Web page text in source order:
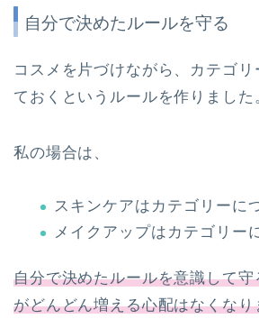
自分で決めたルールを守る
コスメを片づけながら、カテゴ
ておくというルールを作りました
私の場合は、
スキンケアはカテゴリーに
メイクアップはカテゴリー
自分で決めたルールを意識して
がどんどん増える心配はなくなり